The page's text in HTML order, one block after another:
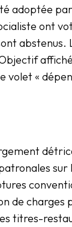
adoptée
ont
volet «
de
titres-